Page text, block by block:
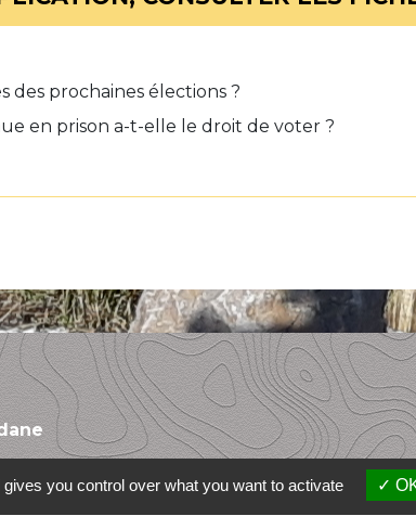
des prochaines élections ?
en prison a-t-elle le droit de voter ?
you control over what you want to activate